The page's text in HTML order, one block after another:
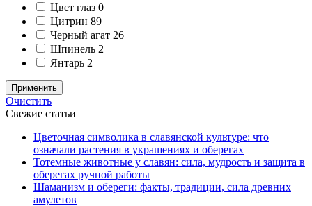
Цвет глаз 0
Цитрин 89
Черный агат 26
Шпинель 2
Янтарь 2
Применить
Очистить
Свежие статьи
Цветочная символика в славянской культуре: что
означали растения в украшениях и оберегах
Тотемные животные у славян: сила, мудрость и защита в
оберегах ручной работы
Шаманизм и обереги: факты, традиции, сила древних
амулетов